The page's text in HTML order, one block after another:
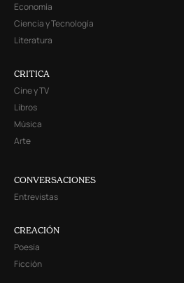
Economía
Ciencia y Tecnología
Literatura
CRITICA
Cine y TV
Libros
Música
Arte
CONVERSACIONES
Entrevistas
CREACIÓN
Poesía
Ficción